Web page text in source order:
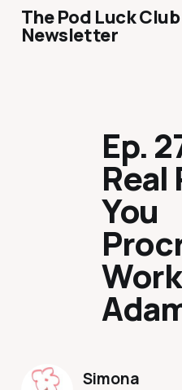
The Pod Luck
Newsletter
Ep.
Real
You
Simona